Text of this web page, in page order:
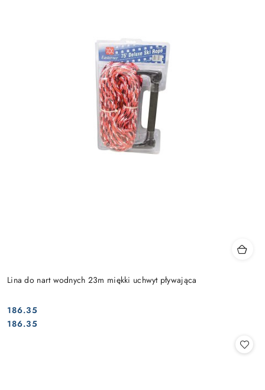
Lina do nart wodnych 23m miękki uchwyt pływająca
Cena:
186.35
Cena:
186.35